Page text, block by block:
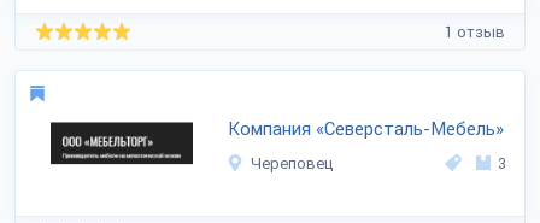
1 отзыв
Компания «Северсталь-Мебель»
Череповец 3